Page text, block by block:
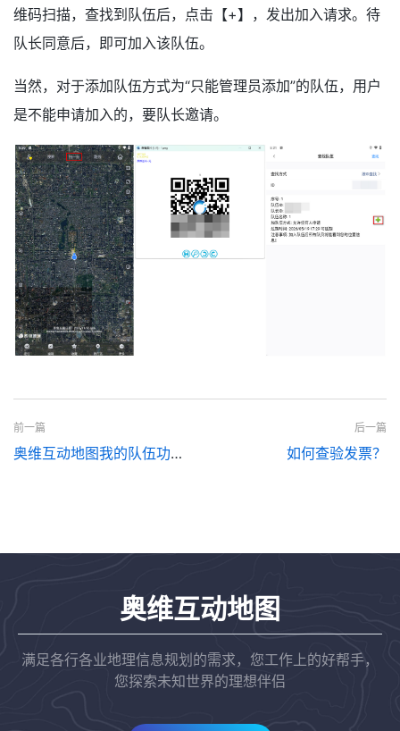
维码扫描，查找到队伍后，点击【+】，发出加入请求。待
队长同意后，即可加入该队伍。
当然，对于添加队伍方式为“只能管理员添加”的队伍，用户
是不能申请加入的，要队长邀请。
前一篇
奥维互动地图我的队伍功能说明（PC端）
后一篇
如何查验发票？
奥维互动地图
满足各行各业地理信息规划的需求，您工作上的好帮手，
您探索未知世界的理想伴侣